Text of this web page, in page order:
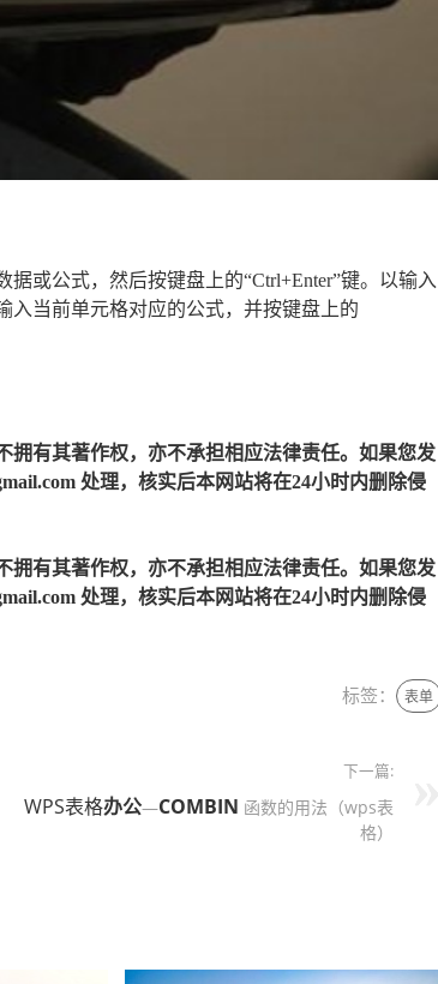
或公式，然后按键盘上的“Ctrl+Enter”键。以输入
入当前单元格对应的公式，并按键盘上的
拥有其著作权，亦不承担相应法律责任。如果您发
处理，核实后本网站将在24小时内删除侵
拥有其著作权，亦不承担相应法律责任。如果您发
处理，核实后本网站将在24小时内删除侵
标签： 表单
下一篇:
WPS表格办公—COMBIN 函数的用法（wps表
格）